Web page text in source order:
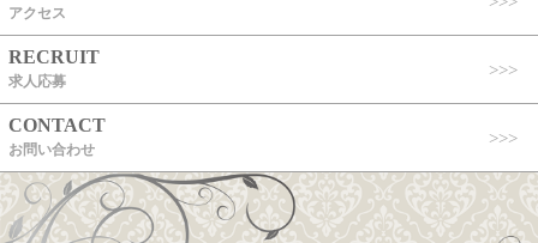
アクセス
RECRUIT
求人応募
CONTACT
お問い合わせ